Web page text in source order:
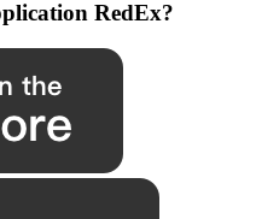
RedEx?